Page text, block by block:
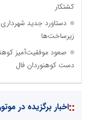
پایگاه اطلاع رسانی
آهن و فولاد غدیر
تامین آهن اسفنجی
مسعودصادقی
کشتکار
دستاورد جدید شهرداری
زیرساخت‌ها
صعود موفقیت‌آمیز
دست کوهنوردان فال
::اخبار برگزیده در